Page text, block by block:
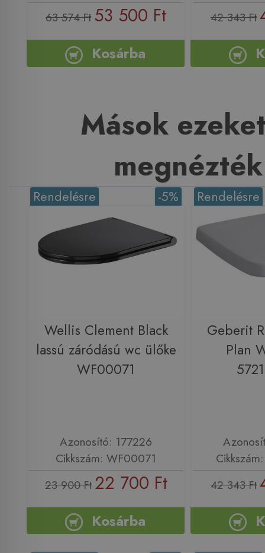
63 574 Ft 53 500 Ft
Kosárba
42 343 Ft
Mások
megnézték
-5%
Rendelésre
Wellis Clement Black
lassú záródású wc ülőke
WF00071
Azonosító: 177226
Cikkszám: WF00071
23 900 Ft 22 700 Ft
Kosárba
Rendelésre
Geberit
Plan
42 343 Ft